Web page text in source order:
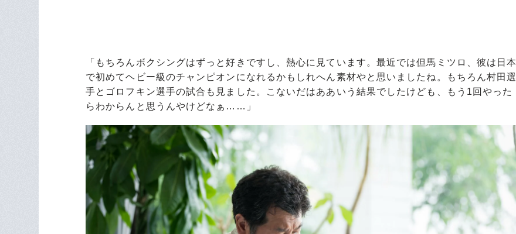
「もちろんボクシングはずっと好きですし、熱心に見ています。最近では但馬ミツロ、彼は日本
で初めてヘビー級のチャンピオンになれるかもしれへん素材やと思いましたね。もちろん村田選
手とゴロフキン選手の試合も見ました。こないだはああいう結果でしたけども、もう1回やった
らわからんと思うんやけどなぁ……」